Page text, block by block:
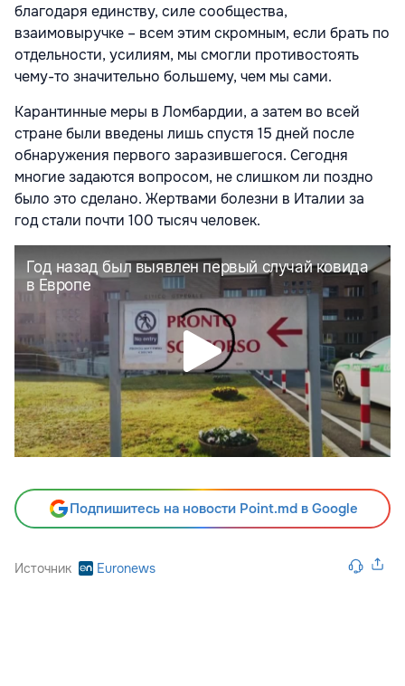
благодаря единству, силе сообщества,
взаимовыручке – всем этим скромным, если брать по
отдельности, усилиям, мы смогли противостоять
чему-то значительно большему, чем мы сами.
Карантинные меры в Ломбардии, а затем во всей
стране были введены лишь спустя 15 дней после
обнаружения первого заразившегося. Сегодня
многие задаются вопросом, не слишком ли поздно
было это сделано. Жертвами болезни в Италии за
год стали почти 100 тысяч человек.
Подпишитесь на новости Point.md в Google
Источник Euronews